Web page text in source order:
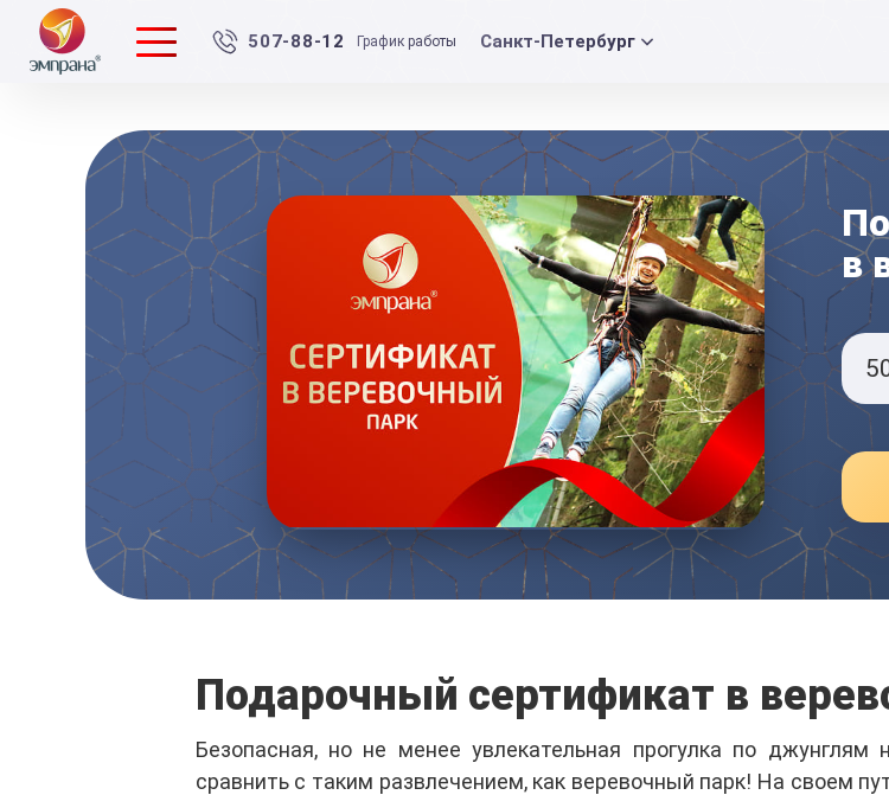
507-88-12 График работы Санкт-Петербург
в
Подарочный сертификат в
Безопасная, но не менее увлекательная прогулка по
сравнить с таким развлечением, как веревочный парк! На своем